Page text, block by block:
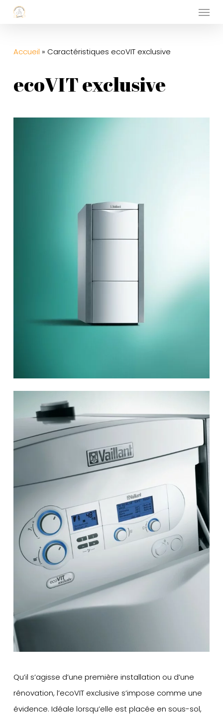
Skip
content
Menu
Accueil » Caractéristiques ecoVIT exclusive
ecoVIT exclusive
Qu’il s’agisse d’une première installation ou d’une
rénovation, l’ecoVIT exclusive s’impose comme une
évidence. Idéale lorsqu’elle est placée en sous-sol,